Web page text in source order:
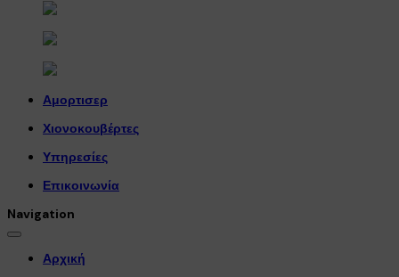
Αμορτισερ
Χιονοκουβέρτες
Υπηρεσίες
Επικοινωνία
Navigation
Αρχική